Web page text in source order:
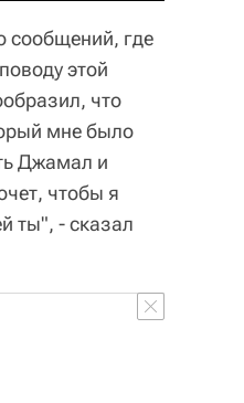
сообщений, где
этой
что
мне было
Джамал и
чтобы я
ты", - сказал